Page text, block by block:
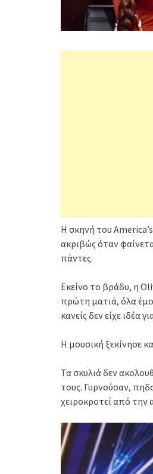
Η σκηνή του
ακριβώς όταν
πάντες.
Εκείνο το βράδυ, η
πρώτη ματιά, όλα
κανείς δεν είχε ιδέα
Η μουσική ξεκίνησε
Τα σκυλιά δεν
τους. Γυρνούσαν,
χειροκροτεί από την